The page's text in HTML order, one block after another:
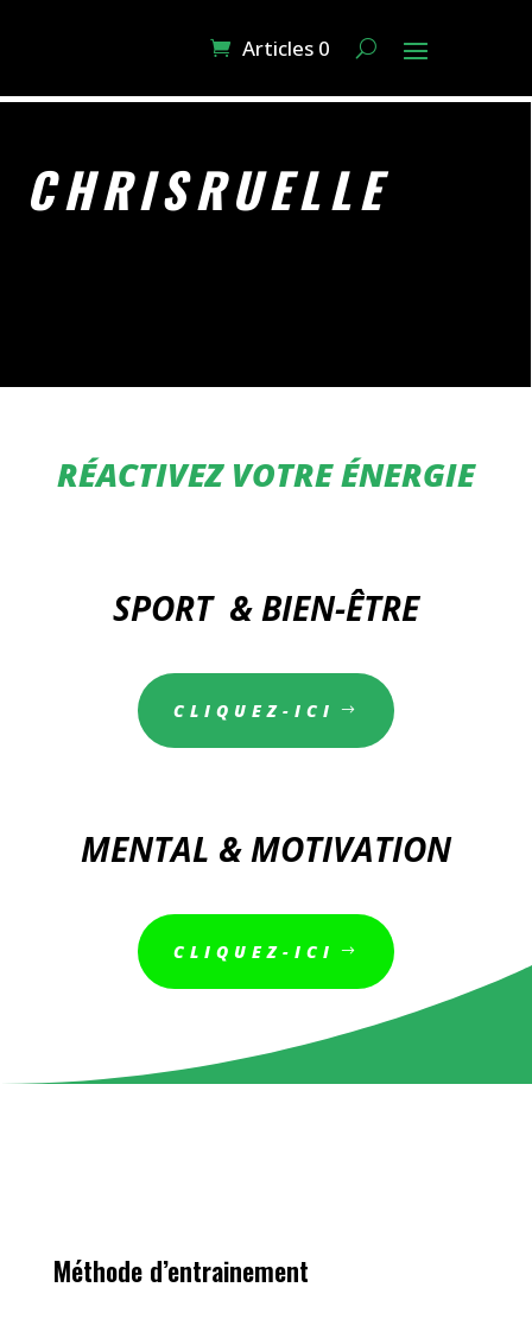
Articles 0
CHRISRUELLE
RÉACTIVEZ VOTRE ÉNERGIE
SPORT & BIEN-ÊTRE
CLIQUEZ-ICI
MENTAL & MOTIVATION
CLIQUEZ-ICI
Méthode d’entrainement